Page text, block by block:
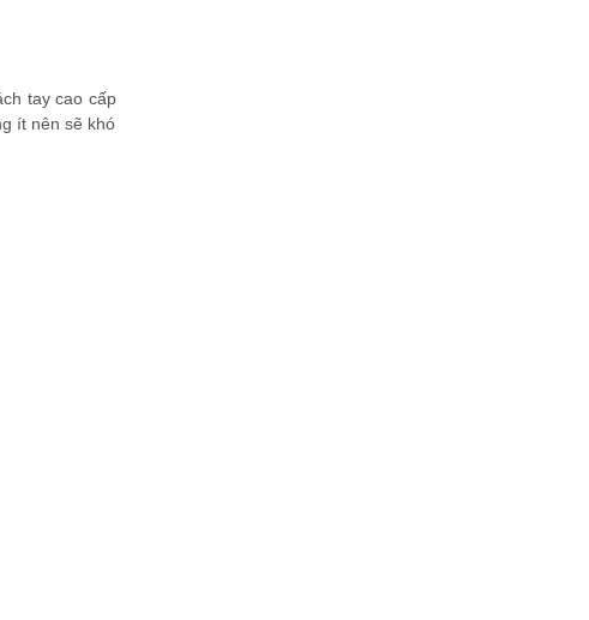
tay cao cấp
ít nên sẽ khó